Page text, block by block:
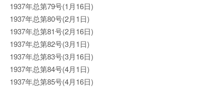
1937年总第79号(1月16日)
1937年总第80号(2月1日)
1937年总第81号(2月16日)
1937年总第82号(3月1日)
1937年总第83号(3月16日)
1937年总第84号(4月1日)
1937年总第85号(4月16日)